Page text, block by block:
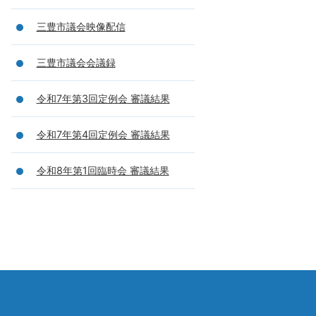
三豊市議会映像配信
三豊市議会会議録
令和7年第3回定例会 審議結果
令和7年第4回定例会 審議結果
令和8年第1回臨時会 審議結果